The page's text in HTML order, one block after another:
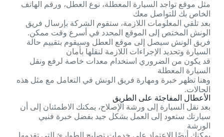
مثل موقع تواجد السيارة المعطلة، نوع العطل، ورقم الهاتف
الخاص بك للتواصل معك
بعد تلقي المعلومات اللازمة، ستقوم الشركة بإرسال فريق
الونش المختص إلى الموقع المحدد في أسرع وقت ممكن.
فريق الونش سيصل إلى موقع العطل وسيقوم بتقييم حالة
السيارة وتحديد الإجراءات اللازمة لنقلها بأمان
قد يكون من الضروري استخدام معدات خاصة لرفع ونقل
السيارة المعطلة
وهنا تظهر خبرة ومهارة فريق الونش في التعامل مع مثل هذه
الحالات.
الأعطال المفاجئة على الطريق
بعد نقل السيارة إلى ورشة الإصلاح، يمكنك الاطمئنان إلى أن
سيارتك ستعود إلى العمل بشكل جيد بفضل خبرة فنيي
الورشة
يمكنك أيضًا الاعتماد على خدمات تصليح الطوارئ التي تقدمها